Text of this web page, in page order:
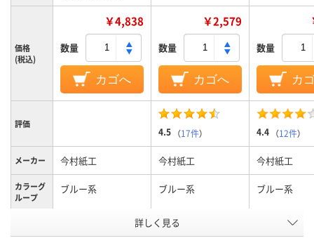
価格
(税込)
￥4,838
数量
カゴへ
￥2,579
数量
カゴへ
数量
カ
評価
4.5 （17件） 4.4 （12件）
メーカー 今村紙工 今村紙工 今村紙工
カラーグ
ループ
ブルー系 ブルー系 ブルー系
テープなし テープなし
詳しく見る